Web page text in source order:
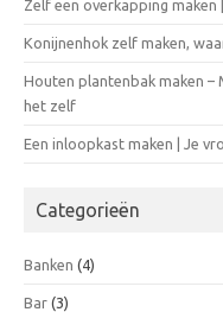
Zelf een overkapping
Konijnenhok zelf maken,
Houten plantenbak maken –
het zelf
Een inloopkast maken | Je
Categorieën
Banken (4)
Bar (3)